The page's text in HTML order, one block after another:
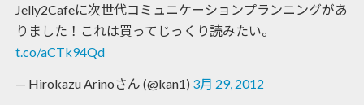
Jelly2Cafeに次世代コミュニケーションプランニングがあ
りました！これは買ってじっくり読みたい。
t.co/aCTk94Qd
— Hirokazu Arinoさん (@kan1) 3月 29, 2012